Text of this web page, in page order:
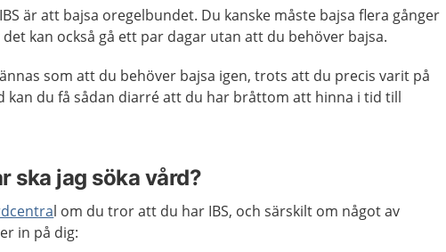
är att bajsa oregelbundet. Du kanske måste bajsa flera gånger
kan också gå ett par dagar utan att du behöver bajsa.
som att du behöver bajsa igen, trots att du precis varit på
kan du få sådan diarré att du har bråttom att hinna i tid till
ska jag söka vård?
l om du tror att du har IBS, och särskilt om något av
in på dig: